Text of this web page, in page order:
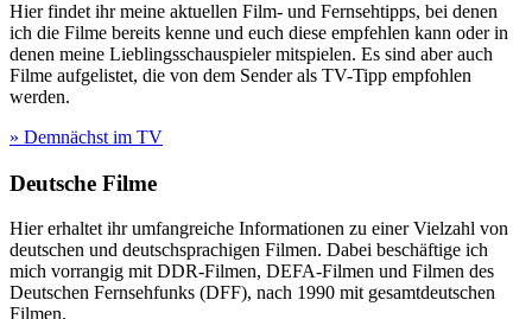
Hier findet ihr meine aktuellen Film- und Fernsehtipps, bei denen
ich die Filme bereits kenne und euch diese empfehlen kann oder in
denen meine Lieblingsschauspieler mitspielen. Es sind aber auch
Filme aufgelistet, die von dem Sender als TV-Tipp empfohlen
werden.
» Demnächst im TV
Deutsche Filme
Hier erhaltet ihr umfangreiche Informationen zu einer Vielzahl von
deutschen und deutschsprachigen Filmen. Dabei beschäftige ich
mich vorrangig mit DDR-Filmen, DEFA-Filmen und Filmen des
Deutschen Fernsehfunks (DFF), nach 1990 mit gesamtdeutschen
Filmen.